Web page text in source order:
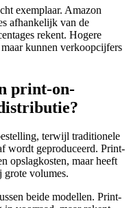
exemplaar. Amazon
afhankelijk van de
rekent. Hogere
kunnen verkoopcijfers
print-on-
terwijl traditionele
wordt geproduceerd. Print-
opslagkosten, maar heeft
grote volumes.
beide modellen. Print-